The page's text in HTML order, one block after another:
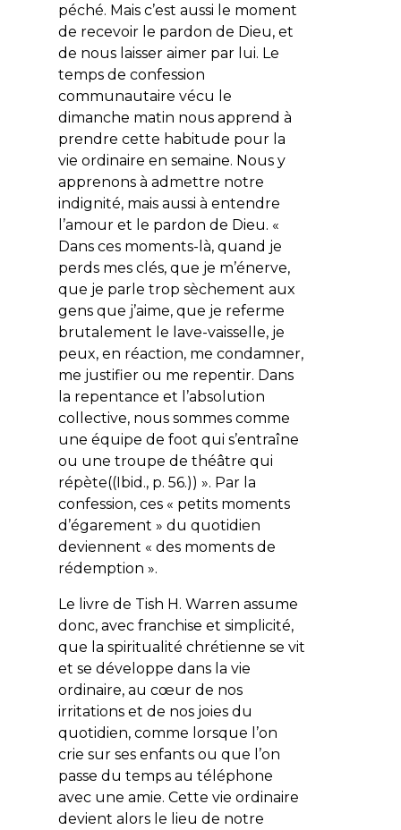
péché. Mais c’est aussi le moment
de recevoir le pardon de Dieu, et
de nous laisser aimer par lui. Le
temps de confession
communautaire vécu le
dimanche matin nous apprend à
prendre cette habitude pour la
vie ordinaire en semaine. Nous y
apprenons à admettre notre
indignité, mais aussi à entendre
l’amour et le pardon de Dieu. «
Dans ces moments-là, quand je
perds mes clés, que je m’énerve,
que je parle trop sèchement aux
gens que j’aime, que je referme
brutalement le lave-vaisselle, je
peux, en réaction, me condamner,
me justifier ou me repentir. Dans
la repentance et l’absolution
collective, nous sommes comme
une équipe de foot qui s’entraîne
ou une troupe de théâtre qui
répète((Ibid ., p. 56.)) ». Par la
confession, ces « petits moments
d’égarement » du quotidien
deviennent « des moments de
rédemption ».
Le livre de Tish H. Warren assume
donc, avec franchise et simplicité,
que la spiritualité chrétienne se vit
et se développe dans la vie
ordinaire, au cœur de nos
irritations et de nos joies du
quotidien, comme lorsque l’on
crie sur ses enfants ou que l’on
passe du temps au téléphone
avec une amie. Cette vie ordinaire
devient alors le lieu de notre